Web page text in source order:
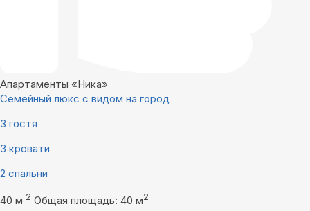
Апартаменты «Ника»
Семейный люкс с видом на город
3 гостя
3 кровати
2 спальни
40 м 2 Общая площадь: 40 м2